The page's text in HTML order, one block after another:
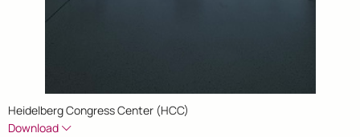
Heidelberg Congress Center (HCC)
Download